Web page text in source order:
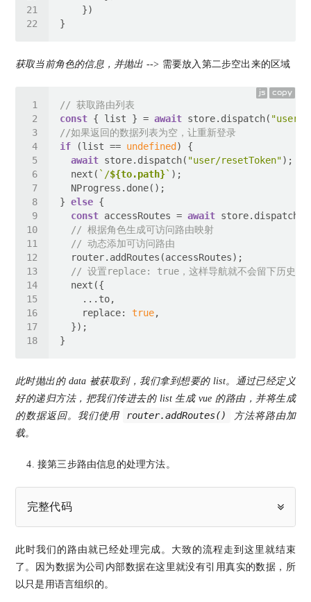
获取当前角色的信息，并抛出 --> 需要放入第二步空出来的区域
js copy
// 获取路由列表
const { list } = await store.dispatch( "user/
//如果返回的数据列表为空，让重新登录
if (list == undefined
await store.dispatch( "user/resetToken"
  next(
`/${to.path}`
} else
const accessRoutes = await store.dispatch(
// 根据角色生成可访问路由映射
// 动态添加可访问路由
// 设置replace: true，这样导航就不会留下历史记
replace: true
此时抛出的 data 被获取到，我们拿到想要的 list。通过已经定义
好的递归方法，把我们传进去的 list 生成 vue 的路由，并将生成
的数据返回。我们使用
router.addRoutes()
方法将路由加
载。
接第三步路由信息的处理方法。
完整代码
此时我们的路由就已经处理完成。大致的流程走到这里就结束
了。因为数据为公司内部数据在这里就没有引用真实的数据，所
以只是用语言组织的。